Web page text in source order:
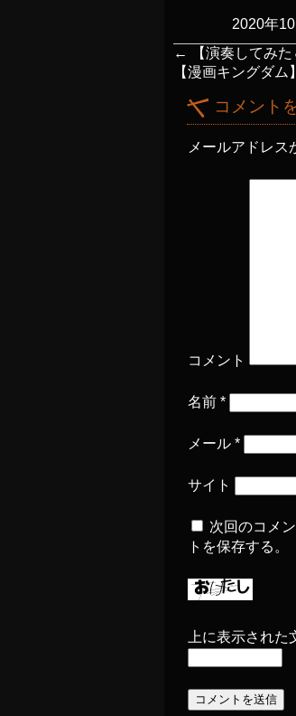
2020年
←
【演奏してみ
【漫画キングダ
コメント
メールアドレス
コメント
名前 *
メール *
サイト
次回のコメ
トを保存する。
上に表示された